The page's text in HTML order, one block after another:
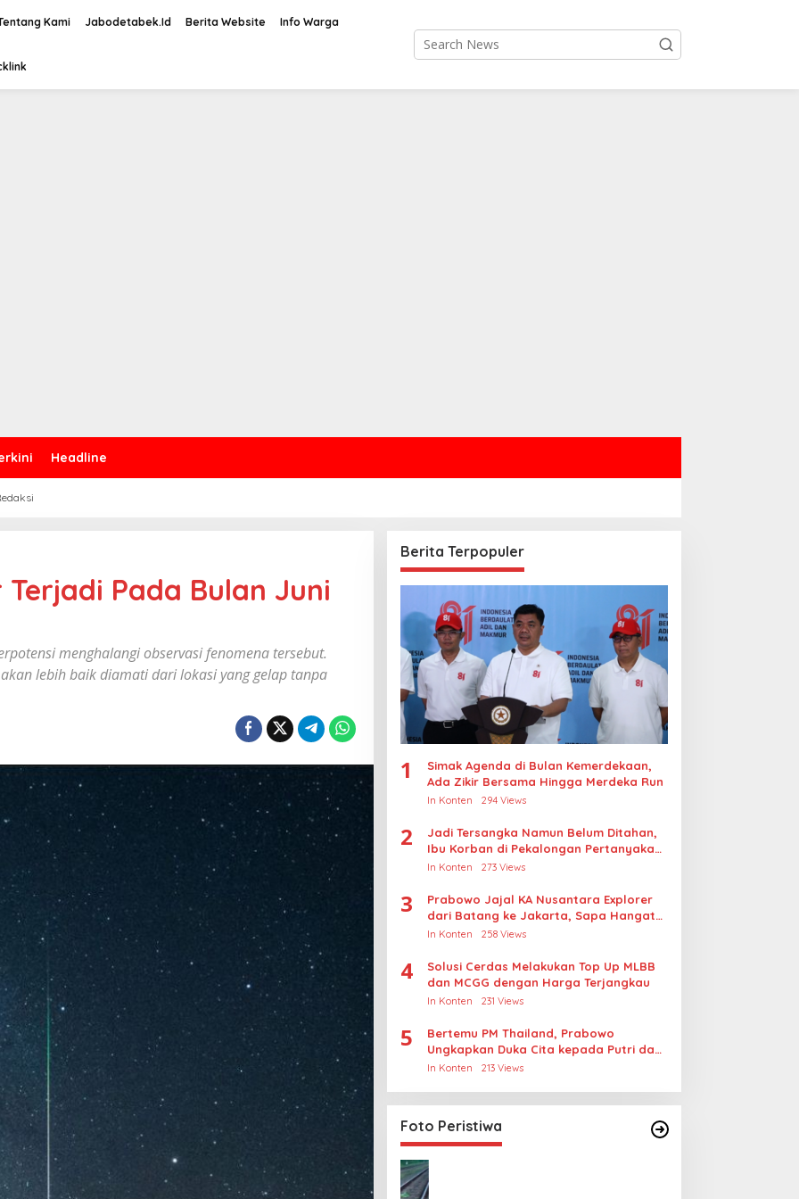
Kami Jabodetabek.Id Berita Website Info Warga
Headline
Pada Bulan Juni
menghalangi observasi fenomena tersebut.
lebih baik diamati dari lokasi yang gelap tanpa
Berita Terpopuler
1
Simak Agenda di Bulan Kemerdekaan,
Ada Zikir Bersama Hingga Merdeka Run
In Konten 294 Views
2
Jadi Tersangka Namun Belum Ditahan,
Ibu Korban di Pekalongan Pertanyakan
Keseriusan Polisi Tangani Kasus
In Konten 273 Views
3
Prabowo Jajal KA Nusantara Explorer
dari Batang ke Jakarta, Sapa Hangat
Warga
In Konten 258 Views
4
Solusi Cerdas Melakukan Top Up MLBB
dan MCGG dengan Harga Terjangkau
In Konten 231 Views
5
Bertemu PM Thailand, Prabowo
Ungkapkan Duka Cita kepada Putri dan
Selamat Ulang Tahun ke Raja Thailand
In Konten 213 Views
Foto Peristiwa